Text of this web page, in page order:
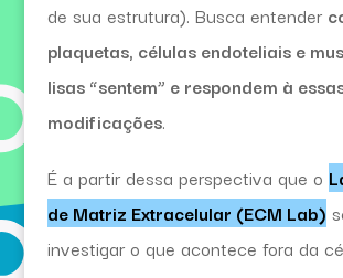
de sua estrutura). Busca entender
plaquetas, células endoteliais e
lisas “sentem” e respondem à
modificações.
É a partir dessa perspectiva que o
de Matriz Extracelular (ECM Lab)
investigar o que acontece fora da